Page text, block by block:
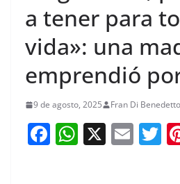
a tener para
vida»: una
emprendió
9 de agosto, 2025 Fran Di Benedetto
F W X E T